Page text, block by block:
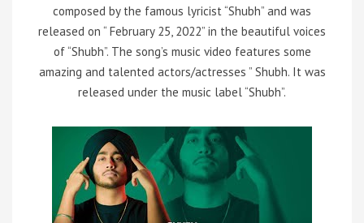
composed by the famous lyricist “Shubh” and was
released on “ February 25, 2022” in the beautiful voices
of “Shubh”. The song’s music video features some
amazing and talented actors/actresses ” Shubh. It was
released under the music label “Shubh”.